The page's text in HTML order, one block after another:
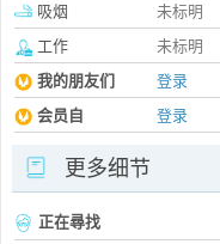
吸烟
未标明
工作
未标明
我的朋友们
登录
会员自
登录
更多细节
正在尋找